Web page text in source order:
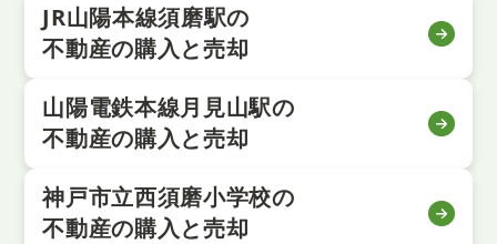
JR山陽本線須磨駅の
不動産の購入と売却
山陽電鉄本線月見山駅の
不動産の購入と売却
神戸市立西須磨小学校の
不動産の購入と売却